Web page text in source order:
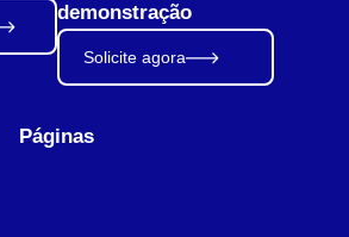
demonstração
Solicite agora
Páginas